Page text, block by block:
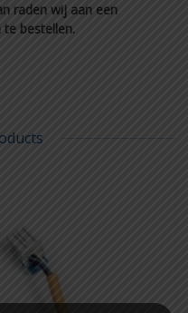
raden wij aan een
bestellen.